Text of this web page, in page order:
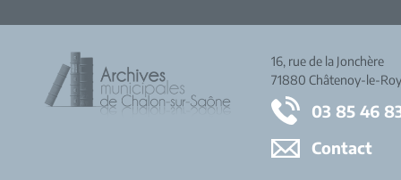
16, rue de la Jonchère
71880 Châtenoy-le-
03 85 46
Contact